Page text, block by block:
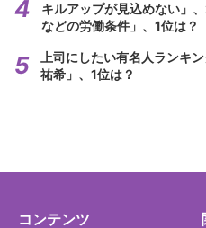
キルアップが見込めない」
などの労働条件」、1位は？
上司にしたい有名人ラン
祐希」、1位は？
コンテンツ